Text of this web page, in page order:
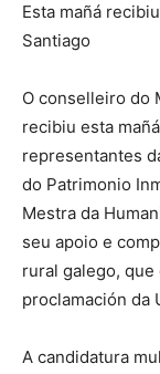
Esta mañá
Santiago
O conselleiro do
recibiu esta
representantes
do Patrimonio
Mestra da
seu apoio e
rural galego,
proclamación da
A candidatura